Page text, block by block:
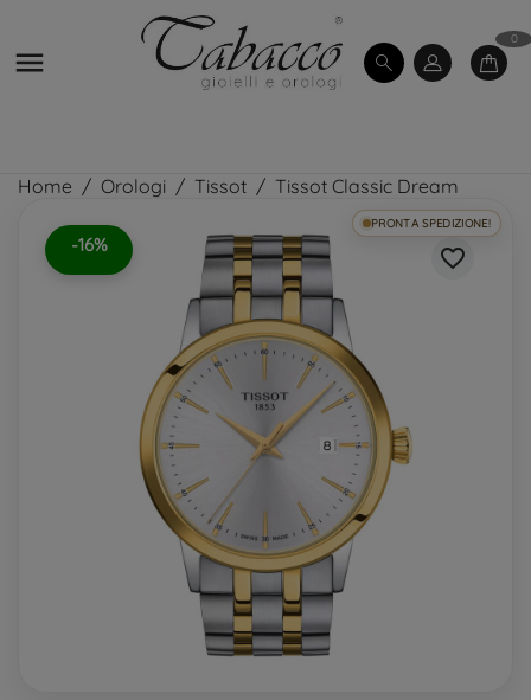

0
Home Orologi Tissot Tissot Classic Dream
-16%
PRONTA SPEDIZIONE!
favorite_border